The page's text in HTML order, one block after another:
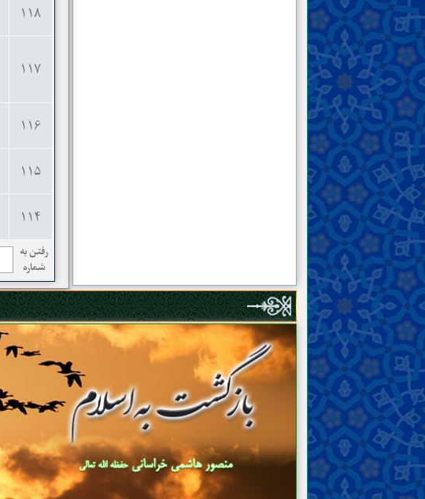
۱۰۹ . «خَسِرَ الدُّنْيَا وَالْـآخِرَةَ»
۱۰۸ . بحران افغانستان؛ عوامل و راهکارها
۱۰۷ . در جهان اسلام چه می‌گذرد؟!
۱۰۶ . ساختار و شیوه‌ی حکومت خلیفه‌ی خدا در
زمین
۱۰۵ . اهانت غرب به رسول خدا صلّی الله علیه و
۱۱۸
۱۱۷
۱۱۶
۱۱۵
۱۱۴
رفتن به
شماره